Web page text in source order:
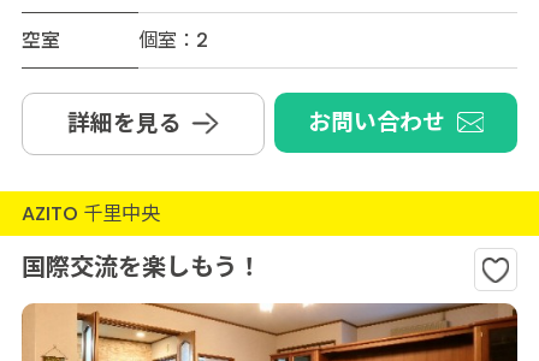
空室
個室：2
詳細を見る お問い合わせ
AZITO 千里中央
国際交流を楽しもう！